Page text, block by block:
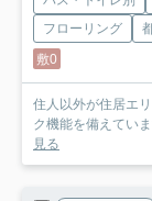
フローリング
敷0
住人以外が住居エ
ク機能を備えてい
見る